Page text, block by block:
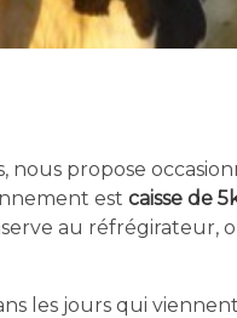
nous propose
est caisse de
au réfrégirateur,
les jours qui